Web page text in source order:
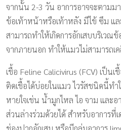
จากนั้น 2-3 วัน อาการอาจจะตามม
ข้อเท้าหน้าหรือเท้าหลัง มีไข้ ซึม แล
สามารถทำให้เกิดการอักเสบบริเวณ
จากภายนอก ทำให้แมวไม่สามารถ
เชื้อ Feline Calicivirus (FCV) เป็น
ติดเชื้อได้บ่อยในแมว ไวรัสชนิดนี้ทำ
หายใจเช่น น้ำมูกไหล ไอ จาม และ
ส่วนล่างร่วมด้วยได้ สำหรับอากา